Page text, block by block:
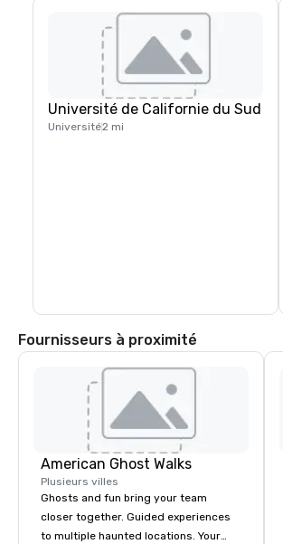
Université de Californie du Sud
Université2 mi
Fournisseurs à proximité
American Ghost Walks
Plusieurs villes
Ghosts and fun bring your team
closer together. Guided experiences
to multiple haunted locations. Your